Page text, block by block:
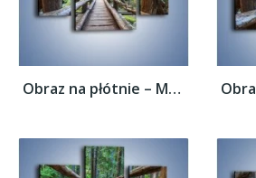
Obraz na płótnie – Mostek z drewnianych...